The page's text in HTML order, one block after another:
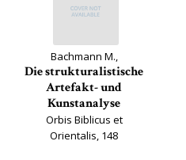
Bachmann M.,
Die strukturalistische
Artefakt- und
Kunstanalyse
Orbis Biblicus et
Orientalis, 148